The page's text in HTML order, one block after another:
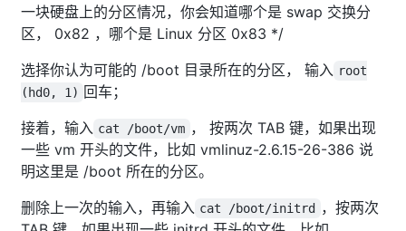
一块硬盘上的分区情况，你会知道哪个是 swap 交换分
区， 0x82 ，哪个是 Linux 分区 0x83 */
选择你认为可能的 /boot 目录所在的分区， 输入 root
(hd0, 1) 回车；
接着，输入 cat /boot/vm ， 按两次 TAB 键，如果出现
一些 vm 开头的文件，比如 vmlinuz-2.6.15-26-386 说
明这里是 /boot 所在的分区。
删除上一次的输入，再输入 cat /boot/initrd
，按两次